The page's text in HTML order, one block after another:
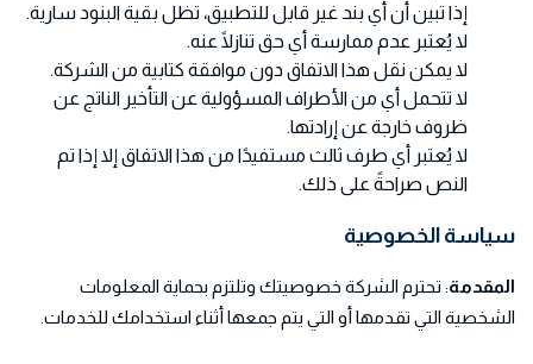
إذا تبين أن أي بند غير قابل للتطبيق، تظل بقية البنود سارية.
لا يُعتبر عدم ممارسة أي حق تنازلًا عنه.
لا يمكن نقل هذا الاتفاق دون موافقة كتابية من الشركة.
لا تتحمل أي من الأطراف المسؤولية عن التأخير الناتج عن
ظروف خارجة عن إرادتها.
لا يُعتبر أي طرف ثالث مستفيدًا من هذا الاتفاق إلا إذا تم
النص صراحةً على ذلك.
سياسة الخصوصية
المقدمة: تحترم الشركة خصوصيتك وتلتزم بحماية المعلومات
الشخصية التي تقدمها أو التي يتم جمعها أثناء استخدامك للخدمات.